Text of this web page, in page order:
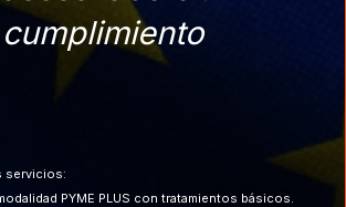
servicios:
PYME PLUS con tratamientos básicos.